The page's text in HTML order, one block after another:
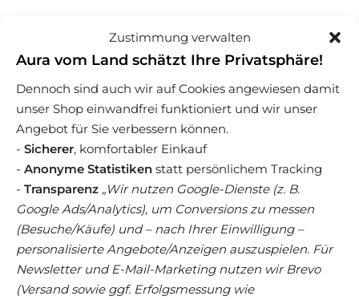
Zustimmung verwalten
Aura vom Land schätzt Ihre Privatsphäre!
Dennoch sind auch wir auf Cookies angewiesen damit
unser Shop einwandfrei funktioniert und wir unser
Angebot für Sie verbessern können.
- Sicherer, komfortabler Einkauf
- Anonyme Statistiken statt persönlichem Tracking
- Transparenz „Wir nutzen Google-Dienste (z. B.
Google Ads/Analytics), um Conversions zu messen
(Besuche/Käufe) und – nach Ihrer Einwilligung –
personalisierte Angebote/Anzeigen auszuspielen. Für
Newsletter und E-Mail-Marketing nutzen wir Brevo
(Versand sowie ggf. Erfolgsmessung wie
Zusammensetzung
Nährwertangaben
Weitere spannende
Produkte